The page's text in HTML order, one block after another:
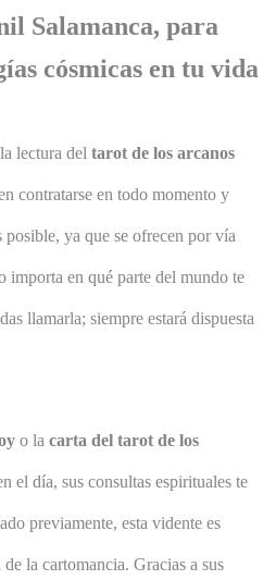
Salamanca, para
cósmicas en tu vida
lectura del tarot de los arcanos
contratarse en todo momento y
posible, ya que se ofrecen por vía
importa en qué parte del mundo te
llamarla; siempre estará dispuesta
o la carta del tarot de los
el día, sus consultas espirituales te
previamente, esta vidente es
la cartomancia. Gracias a sus